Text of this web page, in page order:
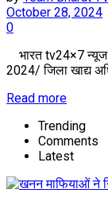
October 28, 2024
0
भारत tv24×7 न्यूज
2024/ जिला खाद्य
Read more
Trending
Comments
Latest